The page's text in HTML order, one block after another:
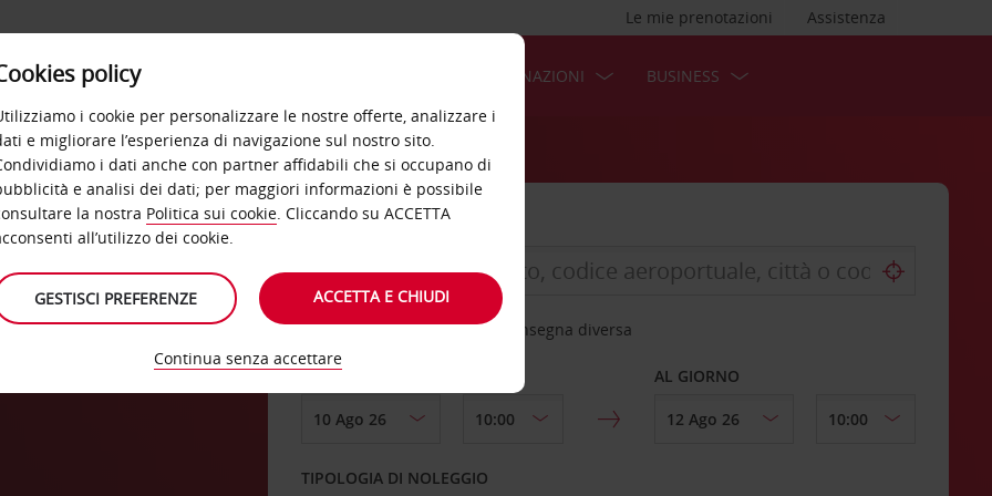
Assistenza
Le mie prenotazioni
OFFERTE DESTINAZIONI BUSINESS
Scegli una località di riconsegna diversa
DAL GIORNO AL GIORNO
TIPOLOGIA DI NOLEGGIO
policy
i cookie per personalizzare le nostre offerte, analizzare i
e migliorare l’esperienza di navigazione sul nostro sito.
i dati anche con partner affidabili che si occupano di
e analisi dei dati; per maggiori informazioni è possibile
la nostra Politica sui cookie. Cliccando su ACCETTA
all’utilizzo dei cookie.
GESTISCI PREFERENZE ACCETTA E CHIUDI
Continua senza accettare